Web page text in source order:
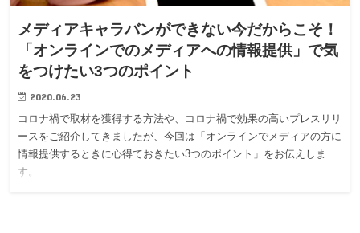
メディアキャラバンができない今だからこそ！
「オンラインでのメディアへの情報提供」で気
をつけたい3つのポイント
2020.06.23
コロナ禍で取材を獲得する方法や、コロナ禍で効果の高いプレスリリ
ースをご紹介してきましたが、今回は「オンラインでメディアの方に
情報提供するときに心得ておきたい3つのポイント」をお伝えしま
す。